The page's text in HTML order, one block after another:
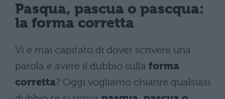
Pasqua, pascua o pascqua:
la forma corretta
Vi è mai capitato di dover scrivere una
parola e avere il dubbio sulla forma
corretta? Oggi vogliamo chiarire qualsiasi